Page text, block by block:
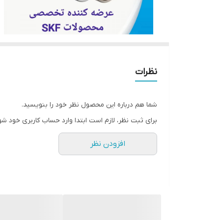
نظرات
شما هم درباره این محصول نظر خود را بنویسید.
برای ثبت نظر، لازم است ابتدا وارد حساب کاربری خود
افزودن نظر